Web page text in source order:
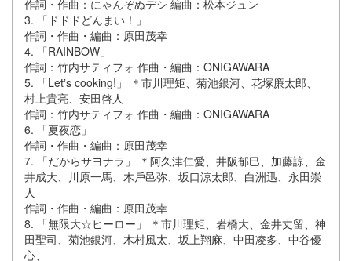
作詞・作曲：にゃんぞぬデシ 編曲：松本ジュン
3. 「ドドドどんまい！」
作詞・作曲・編曲：原⽥茂幸
4. 「RAINBOW」
作詞：⽵内サティフォ 作曲・編曲：ONIGAWARA
5. 「Letʼs cooking!」 ＊市川理矩、菊池銀河、花塚廉太郎、
村上貴亮、安⽥啓⼈
作詞：⽵内サティフォ 作曲・編曲：ONIGAWARA
6. 「夏夜恋」
作詞・作曲・編曲：原⽥茂幸
7. 「だからサヨナラ」 ＊阿久津仁愛、井阪郁⺒、加藤諒、⾦
井成⼤、川原⼀⾺、⽊⼾⾢弥、坂⼝涼太郎、⽩洲迅、永⽥崇
⼈
作詞・作曲・編曲：原⽥茂幸
8. 「無限⼤☆ヒーロー」 ＊市川理矩、岩橋⼤、⾦井丈留、神
⽥聖司、菊池銀河、⽊村⾵太、坂上翔⿇、中⽥凌多、中⾕優
⼼、